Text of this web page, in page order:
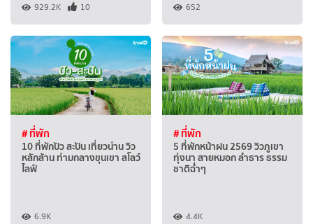
929.2K 10 652
# ที่พัก
10 ที่พักปัว สะปัน เที่ยวน่าน วิว
หลักล้าน ท่ามกลางขุนเขา สโลว์
ไลฟ์
6.9K
# ที่พัก
5 ที่พักหน้าฝน 2569 วิวภูเขา
ทุ่งนา สายหมอก ลำธาร ธรรม
ชาติฉ่ำๆ
4.4K